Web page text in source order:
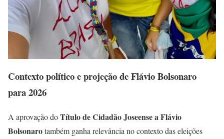
Contexto político e projeção de Flávio Bolsonaro
para 2026
A aprovação doTítulo de Cidadão Joseense a Flávio
Bolsonarotambém ganha relevância no contexto das eleições